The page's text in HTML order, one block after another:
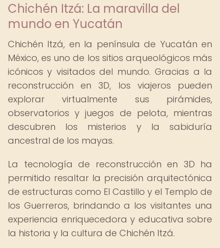
Chichén Itzá: La maravilla del
mundo en Yucatán
Chichén Itzá, en la península de Yucatán en
México, es uno de los sitios arqueológicos más
icónicos y visitados del mundo. Gracias a la
reconstrucción en 3D, los viajeros pueden
explorar virtualmente sus pirámides,
observatorios y juegos de pelota, mientras
descubren los misterios y la sabiduría
ancestral de los mayas.
La tecnología de reconstrucción en 3D ha
permitido resaltar la precisión arquitectónica
de estructuras como El Castillo y el Templo de
los Guerreros, brindando a los visitantes una
experiencia enriquecedora y educativa sobre
la historia y la cultura de Chichén Itzá.